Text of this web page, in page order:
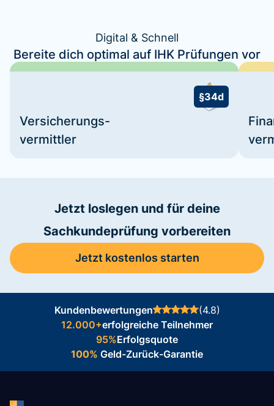
Digital & Schnell
Bereite dich optimal auf IHK Prüfungen vor
§34d
Versicherungs-
vermittler
Jetzt loslegen und für deine
Sachkundeprüfung vorbereiten
Jetzt kostenlos starten
Kundenbewertungen
(4.8)
12.000+erfolgreiche Teilnehmer
95%Erfolgsquote
100% Geld-Zurück-Garantie